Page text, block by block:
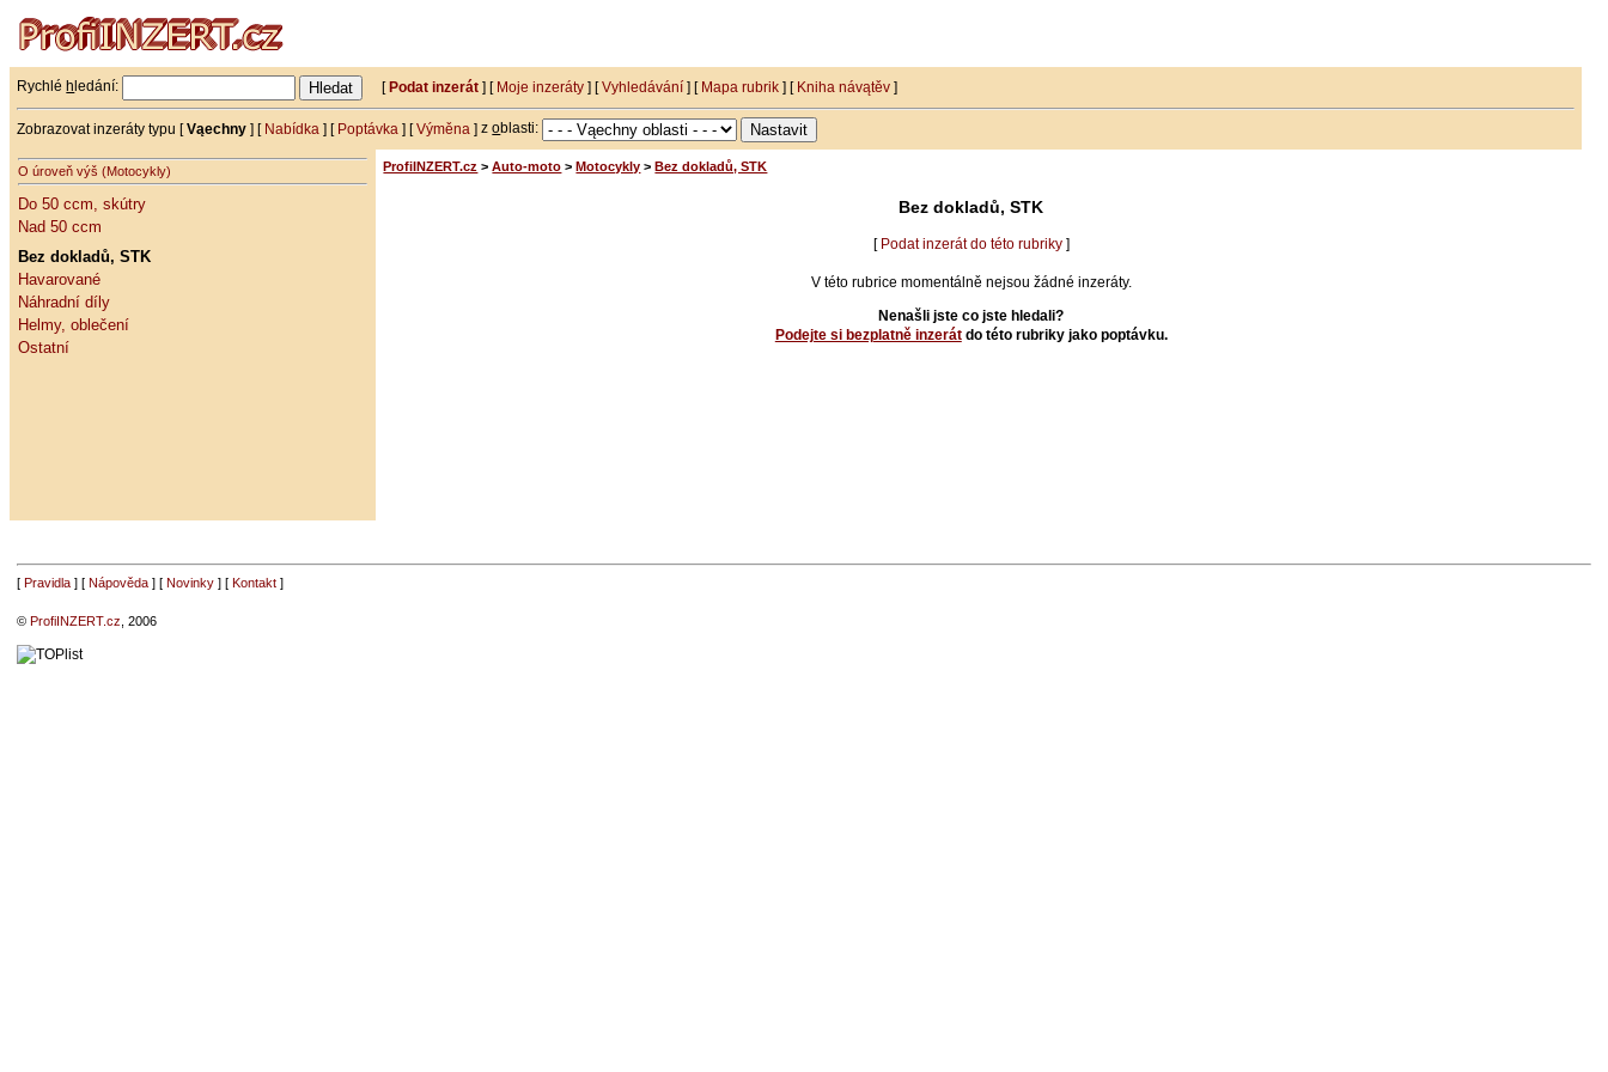
Rychlé h ledání: [Podat inzerát ] [ Moje inzeráty ] [Vyhledávání ] [ Mapa rubrik ] [ Kniha návątěv ]
Zobrazovat inzeráty typu [Vąechny ] [ Nabídka ] [ Poptávka ] [Výměna ]zoblasti:
O úroveň výš (Motocykly)
Do 50 ccm, skútry
Nad 50 ccm
Bez dokladů, STK
Havarované
Náhradní díly
Helmy, oblečení
Ostatní
ProfiINZERT.cz >Auto-moto > Motocykly > Bez dokladů, STK
Bez dokladů, STK
[ Podat inzerát do této rubriky]
V této rubrice momentálně nejsou žádné inzeráty.
Nenašli jste co jste hledali?
Podejte si bezplatně inzerátdo této rubriky jako poptávku.
[ Pravidla] [ Nápověda] [ Novinky] [ Kontakt]
© ProfiINZERT.cz , 2006